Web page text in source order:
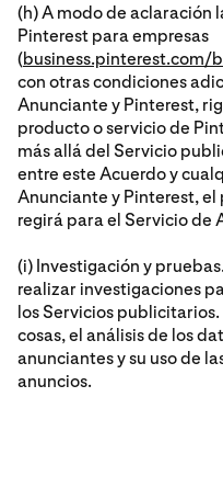
(h) A modo de aclaración
Pinterest para empresas
(business.pinterest.com/
con otras condiciones
Anunciante y Pinterest,
producto o servicio de
más allá del Servicio
entre este Acuerdo y
Anunciante y Pinterest,
regirá para el Servicio de
(i) Investigación y
realizar investigaciones
los Servicios
cosas, el análisis de los
anunciantes y su uso de
anuncios.